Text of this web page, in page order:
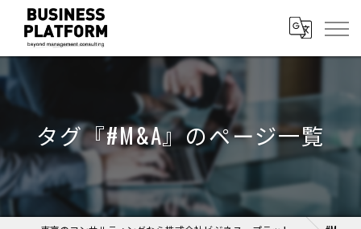
タグ『#M&A』のページ一覧